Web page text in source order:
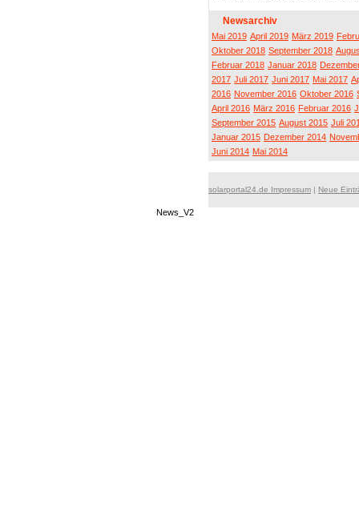
Newsarchiv
Mai 2019 April 2019 März 2019
Oktober 2018 September 2018
Februar 2018 Januar 2018
2017 Juli 2017 Juni 2017 Mai 2017
2016 November 2016 Oktober 2016
April 2016 März 2016 Februar 2016
September 2015 August 2015 Juli
Januar 2015 Dezember 2014
Juni 2014 Mai 2014
solarportal24.de Impressum | Neue
News_V2